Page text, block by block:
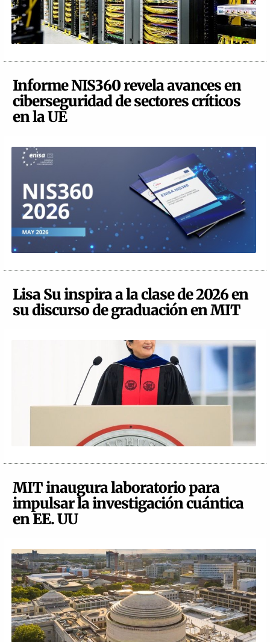
Informe NIS360 revela avances en
ciberseguridad de sectores críticos
en la UE
Lisa Su inspira a la clase de 2026 en
su discurso de graduación en MIT
MIT inaugura laboratorio para
impulsar la investigación cuántica
en EE. UU